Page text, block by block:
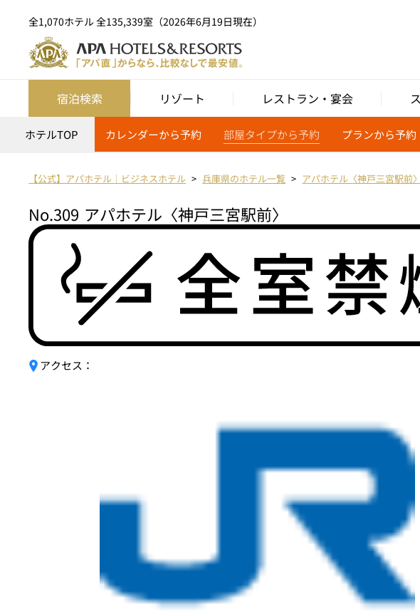
全1,070ホテル 全135,339室（2026年6月19日現在）
宿泊検索 リゾート レストラン・宴会
ホテルTOP カレンダーから予約 部屋タイプから予約 プランから予約
【公式】アパホテル｜ビジネスホテル 兵庫県のホテル一覧 アパホテル〈神戸三宮駅前〉
No.309 アパホテル〈神戸三宮駅前〉
アクセス：